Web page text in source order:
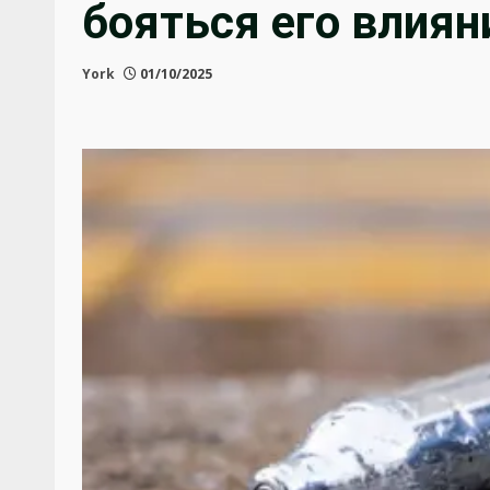
бояться его
York 01/10/2025